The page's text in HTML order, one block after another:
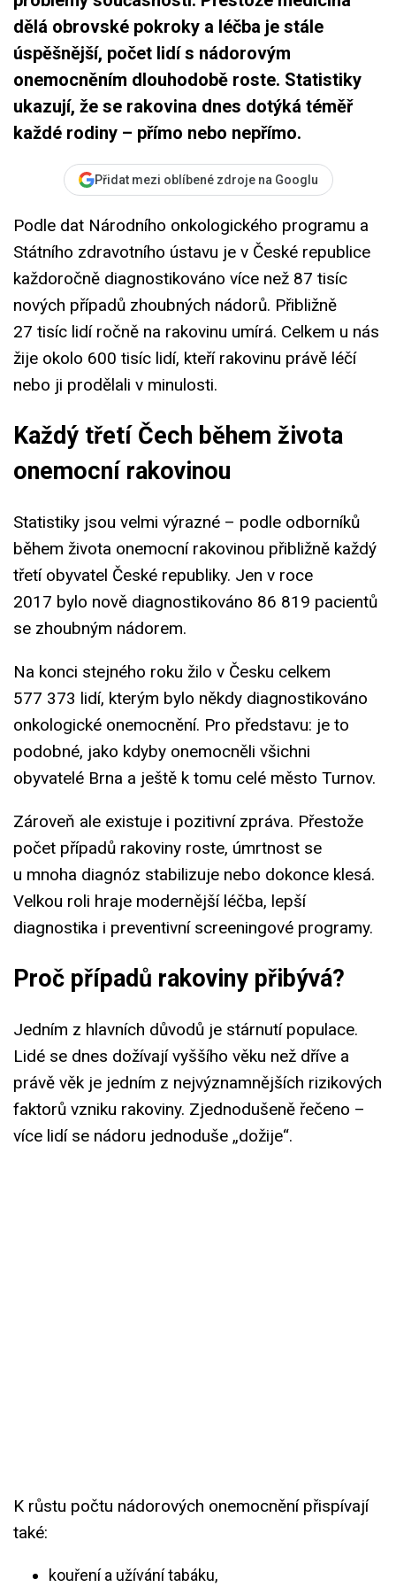
dělá obrovské pokroky a léčba je stále
úspěšnější, počet lidí s nádorovým
onemocněním dlouhodobě roste. Statistiky
ukazují, že se rakovina dnes dotýká téměř
každé rodiny – přímo nebo nepřímo.
Přidat mezi oblíbené zdroje na Googlu
Podle dat Národního onkologického programu a
Státního zdravotního ústavu je v České republice
každoročně diagnostikováno více než 87 tisíc
nových případů zhoubných nádorů. Přibližně
27 tisíc lidí ročně na rakovinu umírá. Celkem u nás
žije okolo 600 tisíc lidí, kteří rakovinu právě léčí
nebo ji prodělali v minulosti.
Každý třetí Čech během života
onemocní rakovinou
Statistiky jsou velmi výrazné – podle odborníků
během života onemocní rakovinou přibližně každý
třetí obyvatel České republiky. Jen v roce
2017 bylo nově diagnostikováno 86 819 pacientů
se zhoubným nádorem.
Na konci stejného roku žilo v Česku celkem
577 373 lidí, kterým bylo někdy diagnostikováno
onkologické onemocnění. Pro představu: je to
podobné, jako kdyby onemocněli všichni
obyvatelé Brna a ještě k tomu celé město Turnov.
Zároveň ale existuje i pozitivní zpráva. Přestože
počet případů rakoviny roste, úmrtnost se
u mnoha diagnóz stabilizuje nebo dokonce klesá.
Velkou roli hraje modernější léčba, lepší
diagnostika i preventivní screeningové programy.
Proč případů rakoviny přibývá?
Jedním z hlavních důvodů je stárnutí populace.
Lidé se dnes dožívají vyššího věku než dříve a
právě věk je jedním z nejvýznamnějších rizikových
faktorů vzniku rakoviny. Zjednodušeně řečeno –
více lidí se nádoru jednoduše „dožije“.
K růstu počtu nádorových onemocnění přispívají
také:
kouření a užívání tabáku,